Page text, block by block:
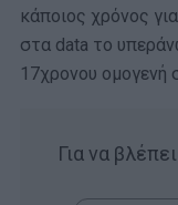
κάποιος χρόνος
στα data το
17χρονου ομογενή
Για να